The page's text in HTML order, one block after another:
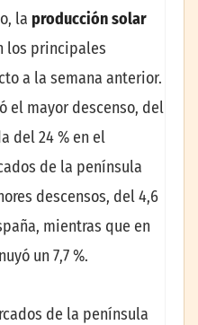
la producción solar
los principales
a la semana anterior.
el mayor descenso, del
del 24 % en el
de la península
descensos, del 4,6
mientras que en
un 7,7 %.
de la península